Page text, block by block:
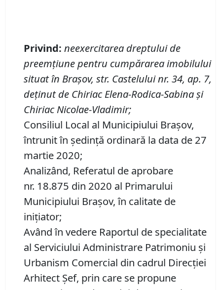
Privind: neexercitarea dreptului de
preemţiune pentru cumpărarea imobilului
situat în Braşov, str. Castelului nr. 34, ap. 7,
deţinut de Chiriac Elena-Rodica-Sabina şi
Chiriac Nicolae-Vladimir;
Consiliul Local al Municipiului Brașov,
întrunit în ședință ordinară la data de 27
martie 2020;
Analizând, Referatul de aprobare
nr. 18.875 din 2020 al Primarului
Municipiului Braşov, în calitate de
inițiator;
Având în vedere Raportul de specialitate
al Serviciului Administrare Patrimoniu şi
Urbanism Comercial din cadrul Direcției
Arhitect Șef, prin care se propune